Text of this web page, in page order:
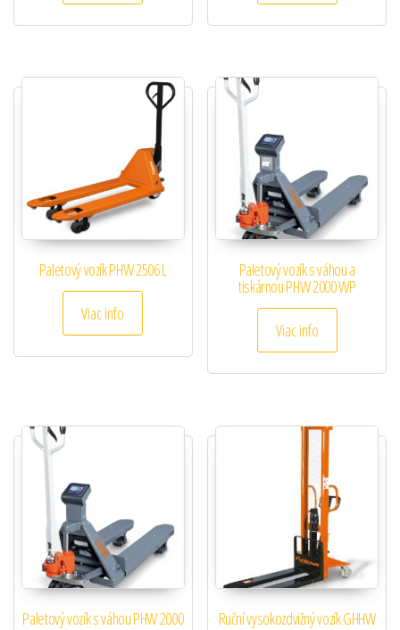
Paletový vozík PHW 2506 L
Viac info
Paletový vozík s váhou a
tiskárnou PHW 2000 WP
Viac info
Paletový vozík s váhou PHW 2000 Ruční vysokozdvižný vozík GHHW